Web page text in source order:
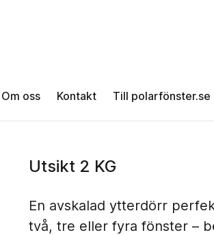
Om oss Kontakt Till polarfönster.se
Utsikt 2 KG
En avskalad ytterdörr
två, tre eller fyra fönster –